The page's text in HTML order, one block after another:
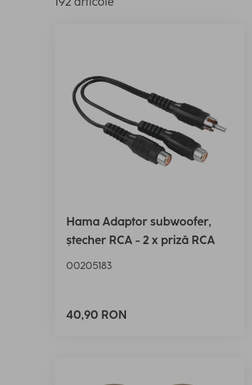
Hama Adaptor subwoofer,
ștecher RCA - 2 x priză RCA
00205183
40,90 RON